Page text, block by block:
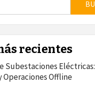
recientes
Subestaciones Eléctricas:
Operaciones Offline